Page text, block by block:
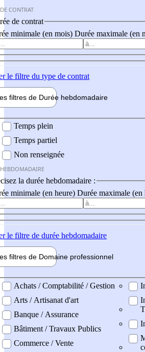
CONTRAT
de contrat
minimale (en mois) Durée maximale (en
le filtre du type de contrat
filtres de Durée hebdomadaire
Temps plein
Temps partiel
Non renseignée
la durée hebdomadaire :
minimale (en heure) Durée maximale (en
le filtre de durée hebdomadaire
filtres de Domaine professionnel
professionel
Achats / Comptabilité / Gestion
Arts / Artisanat d'art
Banque / Assurance
Bâtiment / Travaux Publics
Commerce / Vente